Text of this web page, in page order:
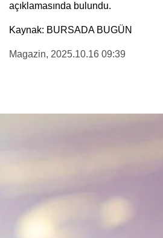
açıklamasında bulundu.
Kaynak: BURSADA BUGÜN
Magazin, 2025.10.16 09:39